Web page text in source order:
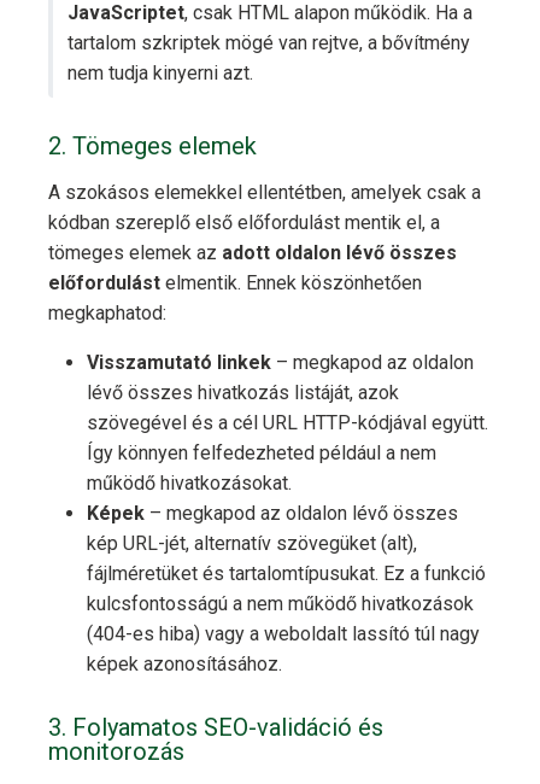
JavaScriptet, csak HTML alapon működik. Ha a
tartalom szkriptek mögé van rejtve, a bővítmény
nem tudja kinyerni azt.
2. Tömeges elemek
A szokásos elemekkel ellentétben, amelyek csak a
kódban szereplő első előfordulást mentik el, a
tömeges elemek az adott oldalon lévő összes
előfordulást elmentik. Ennek köszönhetően
megkaphatod:
Visszamutató linkek – megkapod az oldalon
lévő összes hivatkozás listáját, azok
szövegével és a cél URL HTTP-kódjával együtt.
Így könnyen felfedezheted például a nem
működő hivatkozásokat.
Képek – megkapod az oldalon lévő összes
kép URL-jét, alternatív szövegüket (alt),
fájlméretüket és tartalomtípusukat. Ez a funkció
kulcsfontosságú a nem működő hivatkozások
(404-es hiba) vagy a weboldalt lassító túl nagy
képek azonosításához.
3. Folyamatos SEO-validáció és
monitorozás